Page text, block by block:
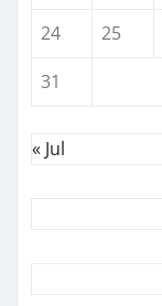
24
25
31
« Jul